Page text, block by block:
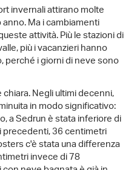
invernali attirano molte
Ma i cambiamenti
attività. Più le stazioni di
più i vacanzieri hanno
perché i giorni di neve sono
Negli ultimi decenni,
in modo significativo:
a Sedrun è stata inferiore di
precedenti, 36 centimetri
c'è stata una differenza
invece di 78